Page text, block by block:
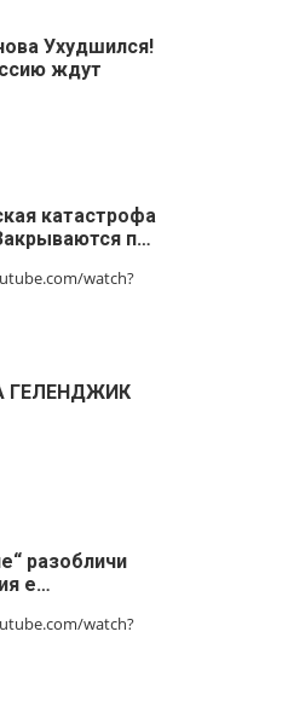
Ухудшился!
ждут
катастрофа
п…
watch?
ГЕЛЕНДЖИК
разобличи
е…
watch?